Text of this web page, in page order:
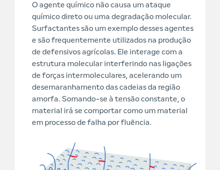
O agente químico não causa um ataque
químico direto ou uma degradação molecular.
Surfactantes são um exemplo desses agentes
e são frequentemente utilizados na produção
de defensivos agrícolas. Ele interage com a
estrutura molecular interferindo nas ligações
de forças intermoleculares, acelerando um
desemaranhamento das cadeias da região
amorfa. Somando-se à tensão constante, o
material irá se comportar como um material
em processo de falha por fluência.